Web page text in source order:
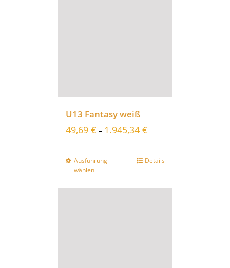
U13 Fantasy weiß
49,69 € – 1.945,34 €
Ausführung
wählen
Details